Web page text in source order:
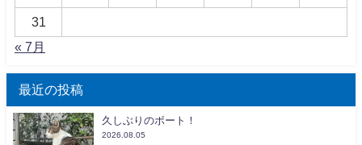
31
« 7月
最近の投稿
久しぶりのボート！
2026.08.05